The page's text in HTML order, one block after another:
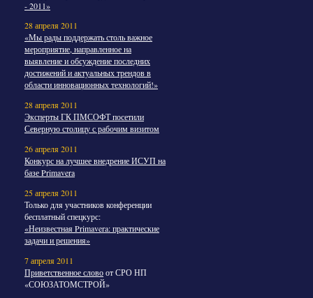
- 2011»
28 апреля 2011
«Мы рады поддержать столь важное
мероприятие, направленное на
выявление и обсуждение последних
достижений и актуальных трендов в
области инновационных технологий!»
28 апреля 2011
Эксперты ГК ПМСОФТ посетили
Северную столицу с рабочим визитом
26 апреля 2011
Конкурс на лучшее внедрение ИСУП на
базе Primavera
25 апреля 2011
Только для участников конференции
бесплатный спецкурс:
«Неизвестная Primavera: практические
задачи и решения»
7 апреля 2011
Приветственное словоот СРО НП
«СОЮЗАТОМСТРОЙ»